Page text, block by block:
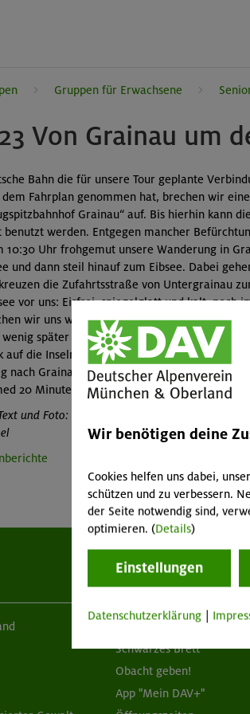
Gruppen für Erwachsene
Von Grainau um
Bahn die für unsere Tour geplante
Fahrplan genommen hat, brechen wir
Grainau“ auf. Bis hierhin kann
benutzt werden. Entgegen mancher
10:30 Uhr frohgemut unsere Wanderung in
und dann steil hinauf zum Eibsee. Dabei
die Zufahrtsstraße von Untergrainau
vor uns: Eisfrei, spiegelglatt und kalt, noch
wir uns weiter auf den Weg und umrunden
später tauchen wir in das Licht der nach
auf die Inseln im Streiflicht. Nach unserer
nach Grainau die gleiche Route wie bei
20 Minuten vor Abfahrt der Zugspitzbahn
und Foto: Peter Proebster
Aktuelles
Schwarzes Brett
Obacht geben!
App "Mein DAV+"
Wir benötigen deine
Cookies helfen uns dabei,
schützen und zu verbessern.
der Seite notwendig sind,
optimieren. (Details)
Einstellungen
Datenschutzerklärung |